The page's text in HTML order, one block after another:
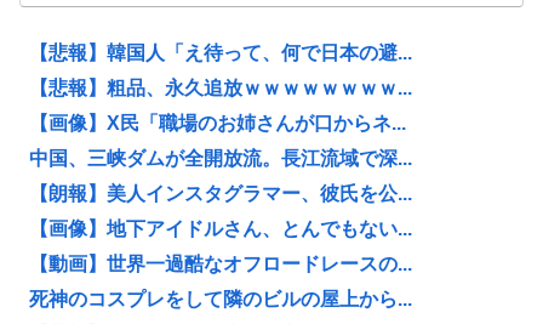
【悲報】韓国人「え待って、何で日本の避...
【悲報】粗品、永久追放ｗｗｗｗｗｗｗｗ...
【画像】X民「職場のお姉さんが口からネ...
中国、三峡ダムが全開放流。長江流域で深...
【朗報】美人インスタグラマー、彼氏を公...
【画像】地下アイドルさん、とんでもない...
【動画】世界一過酷なオフロードレースの...
死神のコスプレをして隣のビルの屋上から...